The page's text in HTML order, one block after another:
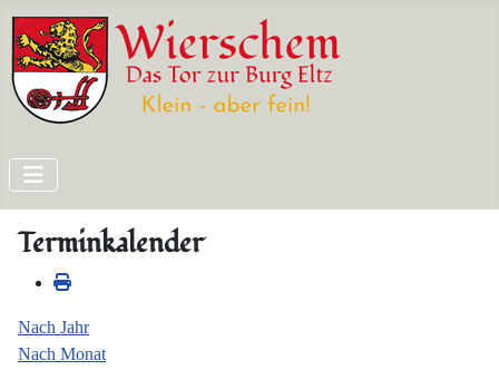
Terminkalender
Nach Jahr
Nach Monat